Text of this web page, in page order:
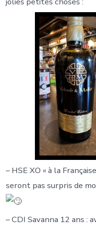
– HSE XO « à la
seront pas surpris de
– CDI Savanna 12 ans :